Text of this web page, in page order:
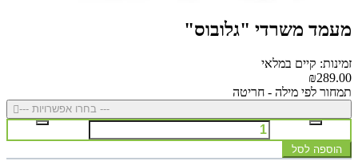
מעמד משרדי "גלובוס"
זמינות: קיים במלאי
₪289.00
תמחור לפי מילה - חריטה
--- בחרו אפשרויות ---
הוספה לסל